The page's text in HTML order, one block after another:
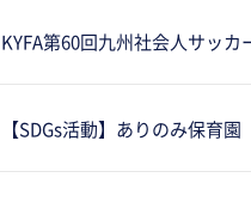
KYFA第60回九州社会人サッ
【SDGs活動】ありのみ保育園